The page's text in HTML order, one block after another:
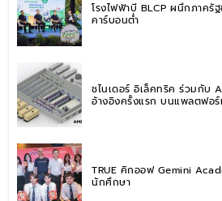
โรงไฟฟ้าบี BLCP ผนึกภาครั
คาร์บอนต่ำ
ชไนเดอร์ อิเล็คทริค ร่วมกับ
อ้างอิงครั้งแรก บนแพลตฟอร์
TRUE คิกออฟ Gemini
นักศึกษา